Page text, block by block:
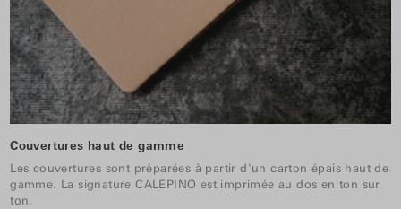
Couvertures haut de gamme
Les couvertures sont préparées à partir d'un carton épais haut de
gamme. La signature CALEPINO est imprimée au dos en ton sur
ton.